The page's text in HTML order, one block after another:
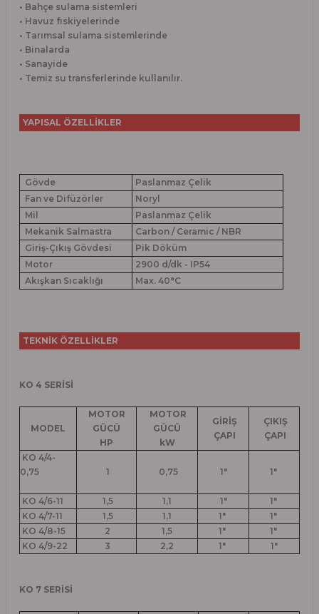
• Bahçe sulama sistemleri
• Havuz fıskiyelerinde
• Tarımsal sulama sistemlerinde
• Binalarda
• Sanayide
• Temiz su transferlerinde kullanılır.
YAPISAL ÖZELLİKLER
Gövde
Paslanmaz Çelik
Fan ve Difüzörler
Noryl
Mil
Paslanmaz Çelik
Mekanik Salmastra
Carbon / Ceramic / NBR
Giriş-Çıkış Gövdesi
Pik Döküm
Motor
2900 d/dk - IP54
Akışkan Sıcaklığı
Max. 40°C
TEKNİK ÖZELLİKLER
KO 4 SERİSİ
MODEL
MOTOR
GÜCÜ
HP
MOTOR
GÜCÜ
kW
GİRİŞ
ÇAPI
ÇIKIŞ
ÇAPI
KO 4/4-
0,75
1 0,75 1" 1"
KO 4/6-11 1,5 1,1 1"
1"
KO 4/7-11
1,5 1,1 1"
1"
KO 4/8-15
2 1,5 1"
1"
KO 4/9-22
3 2,2 1" 1"
KO 7 SERİSİ